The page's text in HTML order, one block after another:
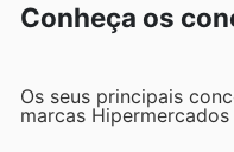
Conheça os
Os seus principais
marcas Hipermercados